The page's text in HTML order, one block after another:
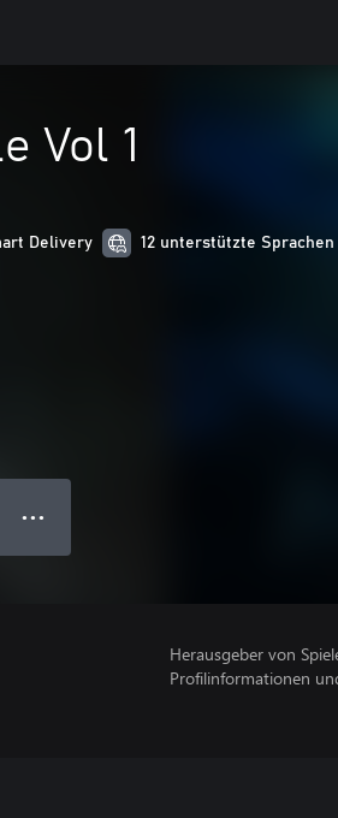
Vol 1
Delivery 12 unterstützte Sprachen
● ● ●
Herausgeber von
Profilinformationen